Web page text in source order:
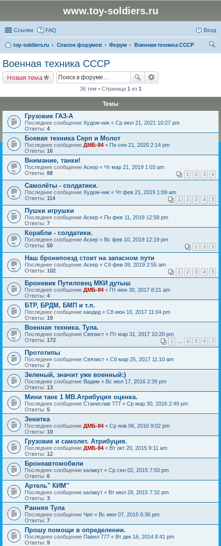
www.toy-soldiers.ru
Ссылки FAQ Вход
toy-soldiers.ru Список форумов Форум
Военная техника СССР
Военная техника СССР
Новая тема
36 тем • Страница 1 из 1
Темы
Грузовик ГАЗ-А
Последнее сообщение Худож-ник « Ср июл 21, 2021 10:27 pm
Ответы: 4
Боевая техника Серп и Молот
Последнее сообщение ДМБ-84 « Пн сен 21, 2020 2:14 pm
Ответы: 16
Внимание, танки!
Последнее сообщение Аскер « Чт мар 21, 2019 1:03 am
Ответы: 88 1 2 3 4
Самолёты - солдатики.
Последнее сообщение Худож-ник « Чт фев 21, 2019 1:09 am
Ответы: 114 1 2 3 4 5
Пушки игрушки
Последнее сообщение Аскер « Пн фев 11, 2019 12:58 pm
Ответы: 7
Корабли - солдатики.
Последнее сообщение Аскер « Вс фев 10, 2019 12:19 pm
Ответы: 50 1 2 3
Наш бронепоезд стоит на запасном пути
Последнее сообщение Аскер « Сб фев 09, 2019 2:55 am
Ответы: 102 1 2 3 4 5
Броневик Путиловец МКИ дутыш
Последнее сообщение ДМБ-84 « Пт июн 30, 2017 8:21 am
Ответы: 4
БТР, БРДМ, БМП и т.п.
Последнее сообщение кандид « Сб июн 10, 2017 11:04 pm
Ответы: 19
Военная техника. Тула.
Последнее сообщение Связист « Пт мар 31, 2017 10:20 pm
Ответы: 172 1 … 4 5 6 7
Прототипы
Последнее сообщение Связист « Сб мар 25, 2017 11:10 am
Ответы: 2
Зеленый, значит уже военный:)
Последнее сообщение Вадим « Вс июл 17, 2016 2:39 pm
Ответы: 13
Мини танк 1 МВ.Атрибуция оценка.
Последнее сообщение Станислав 777 « Ср мар 30, 2016 2:49 pm
Ответы: 5
Зенитка
Последнее сообщение ДМБ-84 « Ср янв 06, 2016 9:02 pm
Ответы: 10
Грузовик и самолет. Атрибуция.
Последнее сообщение ДМБ-84 « Вт окт 20, 2015 9:11 am
Ответы: 12
Бронеавтомобили
Последнее сообщение калакут « Ср сен 02, 2015 7:50 pm
Ответы: 6
Артель" КИМ"
Последнее сообщение калакут « Вт июл 28, 2015 7:32 pm
Ответы: 3
Ранняя Тула
Последнее сообщение Чип « Вс июн 07, 2015 6:36 pm
Ответы: 7
Прошу помощи в определении.
Последнее сообщение Павел 777 « Вт дек 16, 2014 8:41 pm
Ответы: 9